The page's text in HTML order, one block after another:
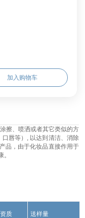
加入购物车
擦、喷洒或者其它类似的方
唇等）, 以达到清洁、消除
品，由于化妆品直接作用于
质 送样量